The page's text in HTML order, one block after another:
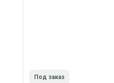
Под заказ